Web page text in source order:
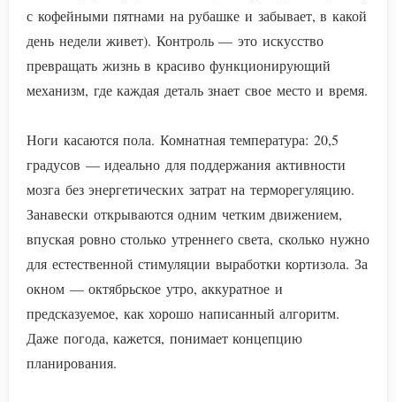
с кофейными пятнами на рубашке и забывает, в какой
день недели живет). Контроль — это искусство
превращать жизнь в красиво функционирующий
механизм, где каждая деталь знает свое место и время.
Ноги касаются пола. Комнатная температура: 20,5
градусов — идеально для поддержания активности
мозга без энергетических затрат на терморегуляцию.
Занавески открываются одним четким движением,
впуская ровно столько утреннего света, сколько нужно
для естественной стимуляции выработки кортизола. За
окном — октябрьское утро, аккуратное и
предсказуемое, как хорошо написанный алгоритм.
Даже погода, кажется, понимает концепцию
планирования.